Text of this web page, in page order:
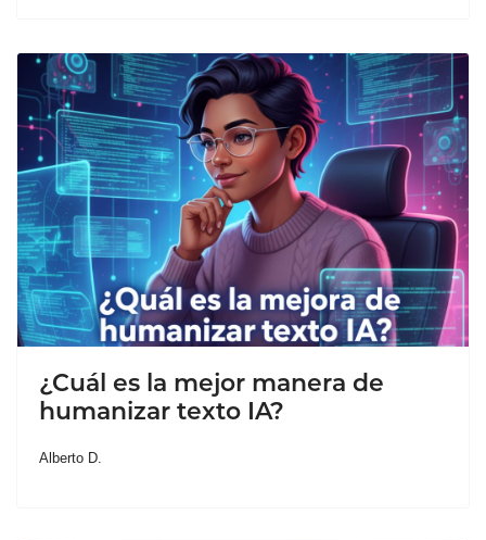
¿Cuál es la mejor manera de
humanizar texto IA?
Alberto D.